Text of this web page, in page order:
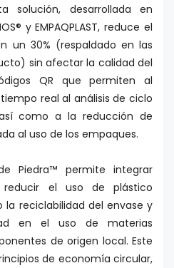
solución, desarrollada en
y EMPAQPLAST, reduce el
un 30% (respaldado en las
sin afectar la calidad del
QR que permiten al
real al análisis de ciclo
como a la reducción de
al uso de los empaques.
Piedra™ permite integrar
el uso de plástico
la reciclabilidad del envase y
en el uso de materias
de origen local. Este
de economía circular,